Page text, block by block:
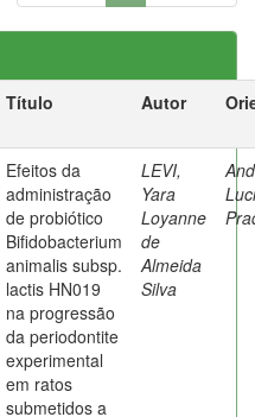
Título Autor
Efeitos da
administração
de probiótico
Bifidobacterium
animalis subsp.
lactis HN019
na progressão
da periodontite
experimental
em ratos
submetidos a
LEVI,
Yara
Loyanne
de
Almeida
Silva